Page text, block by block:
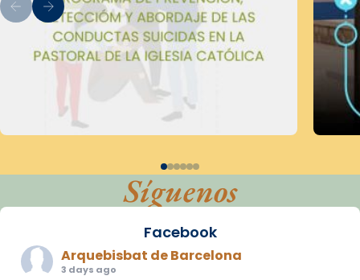
Síguenos
Facebook
Arquebisbat de Barcelona
3 days ago